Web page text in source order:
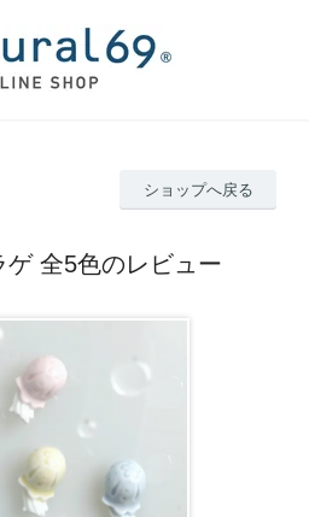
ショップへ戻る
ゲ 全5色のレビュー